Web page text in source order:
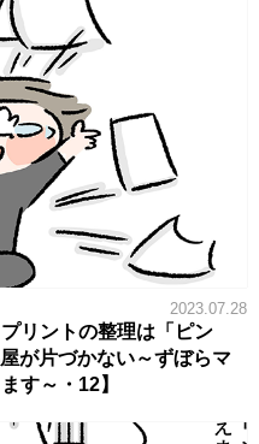
2023.07.28
リントの整理は「ピン
が片づかない～ずぼらマ
す～・12】